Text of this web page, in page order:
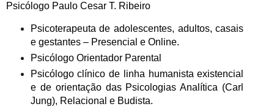
Psicólogo Paulo Cesar T. Ribeiro
Psicoterapeuta de adolescentes, adultos, casais
e gestantes – Presencial e Online.
Psicólogo Orientador Parental
Psicólogo clínico de linha humanista existencial
e de orientação das Psicologias Analítica (Carl
Jung), Relacional e Budista.